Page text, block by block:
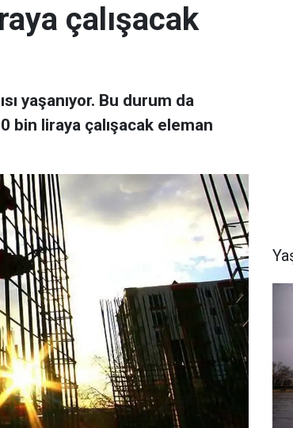
çalışacak
yaşanıyor. Bu durum da
bin liraya çalışacak eleman